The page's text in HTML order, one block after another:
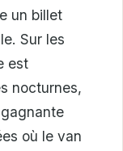
un billet
Sur les
est
nocturnes,
où le van